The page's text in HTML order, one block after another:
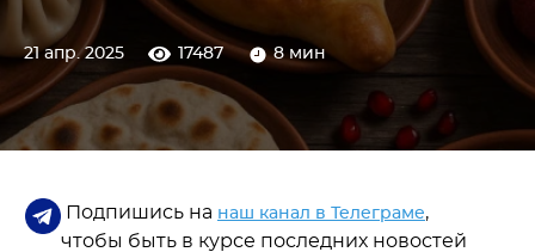
21 апр. 2025 17487 8 мин
Подпишись на наш канал в Телеграме,
чтобы быть в курсе последних новостей